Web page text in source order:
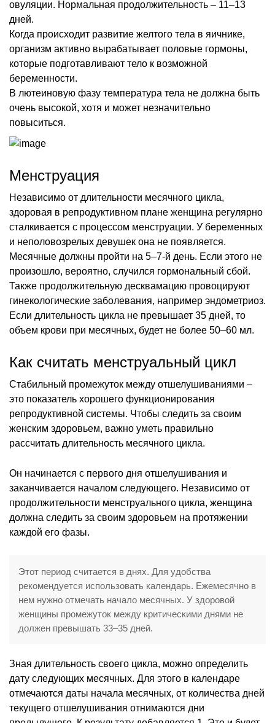
овуляции. Нормальная продолжительность – 11–13
дней.
Когда происходит развитие желтого тела в яичнике,
организм активно вырабатывает половые гормоны,
которые подготавливают тело к возможной
беременности.
В лютеиновую фазу температура тела не должна быть
очень высокой, хотя и может незначительно
повыситься.
Менструация
Независимо от длительности месячного цикла,
здоровая в репродуктивном плане женщина регулярно
сталкивается с процессом менструации. У беременных
и неполовозрелых девушек она не появляется.
Месячные должны пройти на 5–7-й день. Если этого не
произошло, вероятно, случился гормональный сбой.
Также продолжительную десквамацию провоцируют
гинекологические заболевания, например эндометриоз.
Если длительность цикла не превышает 35 дней, то
объем крови при месячных, будет не более 50–60 мл.
Как считать менструальный цикл
Стабильный промежуток между отшелушиваниями –
это показатель хорошего функционирования
репродуктивной системы. Чтобы следить за своим
женским здоровьем, важно уметь правильно
рассчитать длительность месячного цикла.
Он начинается с первого дня отшелушивания и
заканчивается началом следующего. Независимо от
продолжительности менструального цикла, женщина
должна следить за своим здоровьем на протяжении
каждой его фазы.
Этот период считается в днях. Для удобства
рекомендуется использовать календарь. Ежемесячно в
нем нужно отмечать начало месячных. У здоровой
женщины промежуток между критическими днями не
должен превышать 33–35 дней.
Зная длительность своего цикла, можно определить
дату следующих месячных. Для этого в календаре
отмечаются даты начала месячных, от количества дней
текущего отшелушивания отнимаются дни